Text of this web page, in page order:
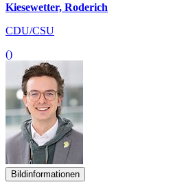
Kiesewetter, Roderich
CDU/CSU
()
Bildinformationen